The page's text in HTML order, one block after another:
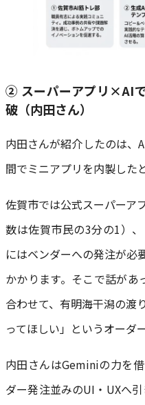
② スーパーアプリ×AI
破（内田さん）
内田さんが紹介したのは、
間でミニアプリを内製した
佐賀市では公式スーパーア
数は佐賀市民の3分の1）
にはベンダーへの発注が必
かかります。そこで話が
合わせて、有明海干潟の渡
ってほしい」というオーダ
内田さんはGeminiの力を
ダー発注並みのUI・UXへ